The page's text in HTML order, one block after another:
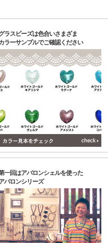
ラスビーズは色合いさまざま
ラーサンプルでご確認ください
一回はアバロンシェルを使った
バロンシリーズ